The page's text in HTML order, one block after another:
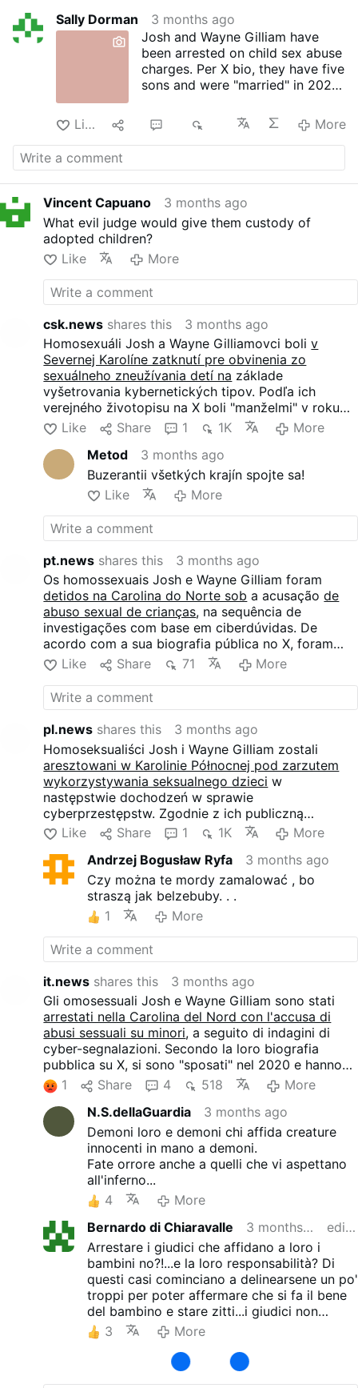
Sally Dorman
3 months ago
Josh and Wayne Gilliam have
been arrested on child sex abuse
charges. Per X bio, they have five
sons and were "married" in 2020.
acquired at the hospital. Note:
sexual predators can procure
surrogate babies with no
charges: -First-degree sexual
exploitation of a minor -First-
degree statutory sexual offense -
Indecent liberties with a child
Wayne's charges: -Two counts of
first-degree sexual exploitation
of a minor -One count of
second-degree sexual
exploitation of a minor It's not
yet known if "their boys" were
among the victims.
Like More
Vincent Capuano
3 months ago
What evil judge would give them custody of
adopted children?
Like
More
csk.news shares this
3 months ago
Homosexuáli Josh a Wayne Gilliamovci boliv
Severnej Karolíne zatknutí pre obvinenia zo
sexuálneho zneužívania detí na základe
vyšetrovania kybernetických tipov. Podľa ich
verejného životopisu na X boli "manželmi" v roku
2020 a majú päť "synov". Zatiaľ nie je známe, či
niektoré z "ich" detí bolo medzi obeťami.
Like Share 1 1K
More
Metod
3 months ago
Buzerantii všetkých krajín spojte sa!
Like
More
pt.news shares this
3 months ago
Os homossexuais Josh e Wayne Gilliam foram
detidos na Carolina do Norte sob a acusaçãode
abuso sexual de crianças, na sequência de
investigações com base em ciberdúvidas. De
acordo com a sua biografia pública no X, foram
"casados" em 2020 e têm cinco "filhos". Ainda não
se sabe se algum dos "seus" filhos estava entre as
vítimas.
Like Share 71 More
pl.news shares this
3 months ago
Homoseksualiści Josh i Wayne Gilliam zostali
aresztowani w Karolinie Północnej pod zarzutem
wykorzystywania seksualnego dzieci w
następstwie dochodzeń w sprawie
cyberprzestępstw. Zgodnie z ich publiczną
biografią X, "pobrali się" w 2020 roku i mają pięciu
"synów". Nie wiadomo jeszcze, czy którekolwiek z
"ich" dzieci było wśród ofiar.
Like Share 1 1K
More
Andrzej Bogusław Ryfa
3 months ago
Czy można te mordy zamalować , bo
straszą jak belzebuby. . .
1
More
it.news shares this
3 months ago
Gli omosessuali Josh e Wayne Gilliam sono stati
arrestati nella Carolina del Nord con l'accusa di
abusi sessuali su minori, a seguito di indagini di
cyber-segnalazioni. Secondo la loro biografia
pubblica su X, si sono "sposati" nel 2020 e hanno
cinque "figli". Non è ancora noto se qualcuno dei
"loro" figli fosse tra le vittime.
1 Share 4 518
More
N.S.dellaGuardia
3 months ago
Demoni loro e demoni chi affida creature
innocenti in mano a demoni.
Fate orrore anche a quelli che vi aspettano
all'inferno...
4
More
Bernardo di Chiaravalle
3 months ago
edited
Arrestare i giudici che affidano a loro i
bambini no?!...e la loro responsabilità? Di
questi casi cominciano a delinearsene un po'
troppi per poter affermare che si fa il bene
del bambino e stare zitti...i giudici non
posso ignorare la casistica e se la ignorano
ne sono complici... ricordo il mostro del
Circeo al quale il giudice ha permesso, con
permesso di uscire dalla galera, di fare
3 More